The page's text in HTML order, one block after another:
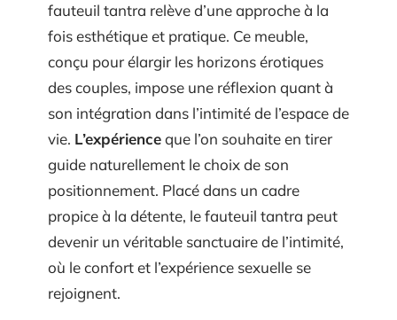
fauteuil tantra relève d’une approche à la
fois esthétique et pratique. Ce meuble,
conçu pour élargir les horizons érotiques
des couples, impose une réflexion quant à
son intégration dans l’intimité de l’espace de
vie. L’expérienceque l’on souhaite en tirer
guide naturellement le choix de son
positionnement. Placé dans un cadre
propice à la détente, le fauteuil tantra peut
devenir un véritable sanctuaire de l’intimité,
où le confort et l’expérience sexuelle se
rejoignent.